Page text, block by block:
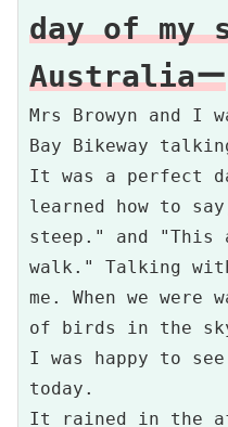
day of my
Australiaー
Mrs Browyn and I
Bay Bikeway
It was a perfect
learned how to
steep." and "This
walk." Talking
me. When we were
of birds in the
I was happy to
today.
It rained in the